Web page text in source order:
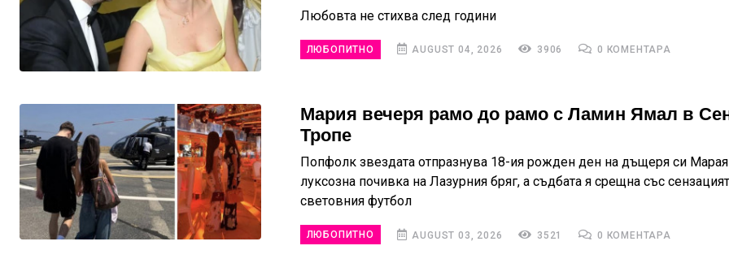
Любовта не стихва след години
ЛЮБОПИТНО AUGUST 04, 2026 3906 0 КОМЕНТАРА
Мария вечеря рамо до рамо с Ламин Ямал в
Тропе
Попфолк звездата отпразнува 18-ия рожден ден на дъщеря си
луксозна почивка на Лазурния бряг, а съдбата я срещна със
световния футбол
ЛЮБОПИТНО AUGUST 03, 2026 3521 0 КОМЕНТАРА